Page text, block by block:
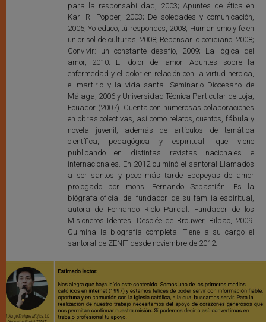
para la responsabilidad, 2003; Apuntes de ética en
Karl R. Popper, 2003; De soledades y comunicación,
2005; Yo educo; tú respondes, 2008; Humanismo y fe en
un crisol de culturas, 2008; Repensar lo cotidiano, 2008;
Convivir: un constante desafío, 2009; La lógica del
amor, 2010; El dolor del amor. Apuntes sobre la
enfermedad y el dolor en relación con la virtud heroica,
el martirio y la vida santa. Seminario Diocesano de
Málaga, 2006 y Universidad Técnica Particular de Loja,
Ecuador (2007). Cuenta con numerosas colaboraciones
en obras colectivas, así como relatos, cuentos, fábula y
novela juvenil, además de artículos de temática
científica, pedagógica y espiritual, que viene
publicando en distintas revistas nacionales e
internacionales. En 2012 culminó el santoral Llamados
a ser santos y poco más tarde Epopeyas de amor
prologado por mons. Fernando Sebastián. Es la
biógrafa oficial del fundador de su familia espiritual,
autora de Fernando Rielo Pardal. Fundador de los
Misioneros Identes, Desclée de Brouwer, Bilbao, 2009.
Culmina la biografía completa. Tiene a su cargo el
santoral de ZENIT desde noviembre de 2012.